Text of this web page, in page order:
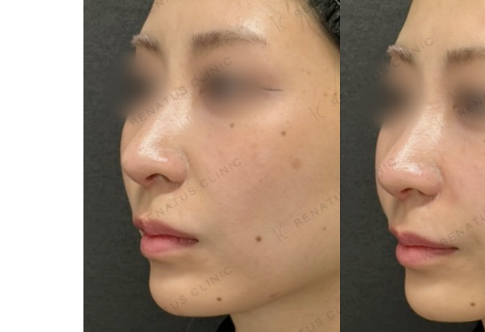
新着情報
ボルベラ
ボライト
レナトゥスヒアルロン酸
ダイヤモンドフィール/ピ
ネハ
スネコス
リジュラン
ゴウリ
糸リフト
目の下のクマ取り